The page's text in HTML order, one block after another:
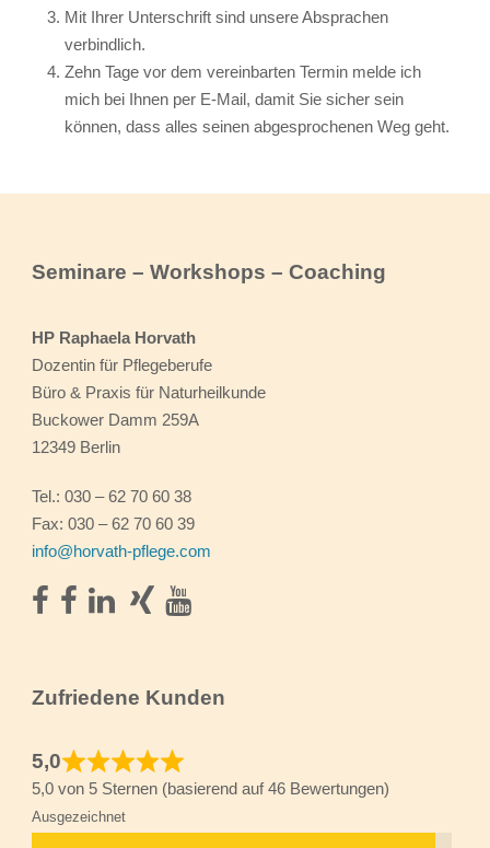
Mit Ihrer Unterschrift sind unsere Absprachen
verbindlich.
Zehn Tage vor dem vereinbarten Termin melde ich
mich bei Ihnen per E-Mail, damit Sie sicher sein
können, dass alles seinen abgesprochenen Weg geht.
Seminare – Workshops – Coaching
HP Raphaela Horvath
Dozentin für Pflegeberufe
Büro & Praxis für Naturheilkunde
Buckower Damm 259A
12349 Berlin
Tel.: 030 – 62 70 60 38
Fax: 030 – 62 70 60 39
info@horvath-pflege.com
Zufriedene Kunden
5,0
5,0 von 5 Sternen (basierend auf 46 Bewertungen)
Ausgezeichnet